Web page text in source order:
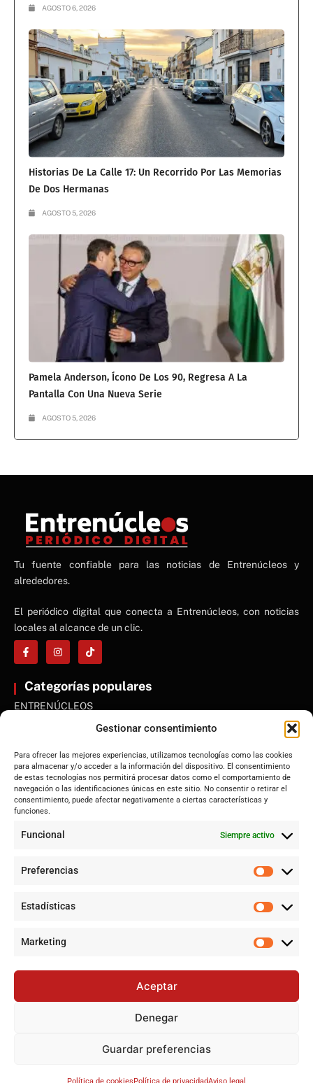
Gestionar consentimiento
Para ofrecer las mejores experiencias, utilizamos tecnologías como las cookies
para almacenar y/o acceder a la información del dispositivo. El consentimiento
de estas tecnologías nos permitirá procesar datos como el comportamiento de
navegación o las identificaciones únicas en este sitio. No consentir o retirar el
consentimiento, puede afectar negativamente a ciertas características y
funciones.
Funcional Siempre activo
Preferencias
Estadísticas
Marketing
Aceptar
Denegar
Guardar preferencias
AGOSTO 6, 2026
Historias De La Calle 17: Un Recorrido Por Las Memorias
De Dos Hermanas
AGOSTO 5, 2026
Pamela Anderson, Ícono De Los 90, Regresa A La
Pantalla Con Una Nueva Serie
AGOSTO 5, 2026
NE
NEWS ELEMENTOR
Tu fuente confiable para las noticias de Entrenúcleos y
alrededores.
El periódico digital que conecta a Entrenúcleos, con noticias
locales al alcance de un clic.
Categorías populares
ENTRENÚCLEOS
Andalucía
Internacional
Tecnología
Sociedad
Jujutsu Kaisen: Cuando El Shōnen Decidió Crecer Sin Renunciar
Jujutsu Kaisen: El Shōnen que decidió evolucionar sin perder su
en Polígono Sur tras 20 años de lucha
©2024-2025 Todos los derechos reservados